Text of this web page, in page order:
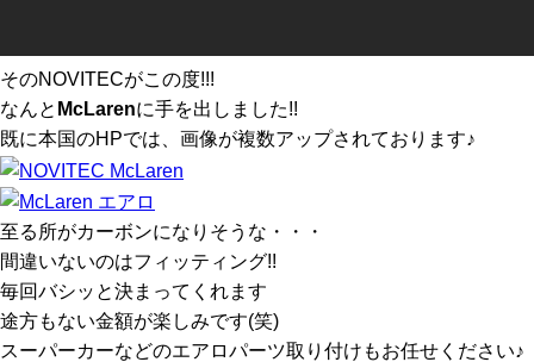
そのNOVITECがこの度!!!
なんと McLarenに手を出しました!!
既に本国のHPでは、画像が複数アップされております♪
至る所がカーボンになりそうな・・・
間違いないのはフィッティング!!
毎回バシッと決まってくれます
途方もない金額が楽しみです(笑)
スーパーカーなどのエアロパーツ取り付けもお任せください♪